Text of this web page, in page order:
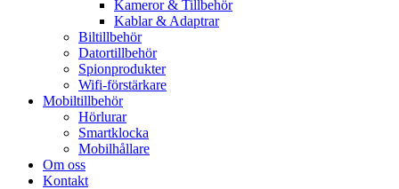
Kameror & Tillbehör
Kablar & Adaptrar
Biltillbehör
Datortillbehör
Spionprodukter
Wifi-förstärkare
Mobiltillbehör
Hörlurar
Smartklocka
Mobilhållare
Om oss
Kontakt